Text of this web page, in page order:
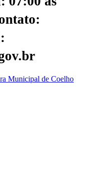
Municipal de Coelho